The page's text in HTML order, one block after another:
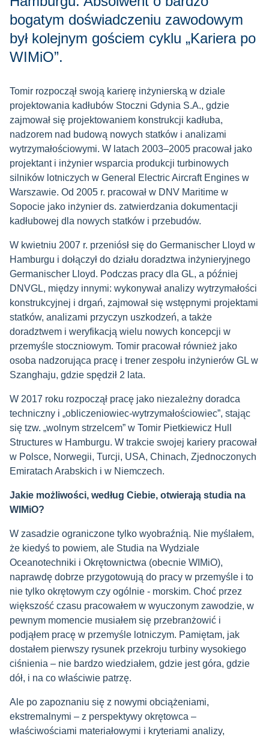
bogatym doświadczeniu zawodowym
był kolejnym gościem cyklu „Kariera po
WIMiO”.
Tomir rozpoczął swoją karierę inżynierską w dziale
projektowania kadłubów Stoczni Gdynia S.A., gdzie
zajmował się projektowaniem konstrukcji kadłuba,
nadzorem nad budową nowych statków i analizami
wytrzymałościowymi. W latach 2003–2005 pracował jako
projektant i inżynier wsparcia produkcji turbinowych
silników lotniczych w General Electric Aircraft Engines w
Warszawie. Od 2005 r. pracował w DNV Maritime w
Sopocie jako inżynier ds. zatwierdzania dokumentacji
kadłubowej dla nowych statków i przebudów.
W kwietniu 2007 r. przeniósł się do Germanischer Lloyd w
Hamburgu i dołączył do działu doradztwa inżynieryjnego
Germanischer Lloyd. Podczas pracy dla GL, a później
DNVGL, między innymi: wykonywał analizy wytrzymałości
konstrukcyjnej i drgań, zajmował się wstępnymi projektami
statków, analizami przyczyn uszkodzeń, a także
doradztwem i weryfikacją wielu nowych koncepcji w
przemyśle stoczniowym. Tomir pracował również jako
osoba nadzorująca pracę i trener zespołu inżynierów GL w
Szanghaju, gdzie spędził 2 lata.
W 2017 roku rozpoczął pracę jako niezależny doradca
techniczny i „obliczeniowiec-wytrzymałościowiec”, stając
się tzw. „wolnym strzelcem” w Tomir Pietkiewicz Hull
Structures w Hamburgu. W trakcie swojej kariery pracował
w Polsce, Norwegii, Turcji, USA, Chinach, Zjednoczonych
Emiratach Arabskich i w Niemczech.
Jakie możliwości, według Ciebie, otwierają studia na
WIMiO?
W zasadzie ograniczone tylko wyobraźnią. Nie myślałem,
że kiedyś to powiem, ale Studia na Wydziale
Oceanotechniki i Okrętownictwa (obecnie WIMiO),
naprawdę dobrze przygotowują do pracy w przemyśle i to
nie tylko okrętowym czy ogólnie - morskim. Choć przez
większość czasu pracowałem w wyuczonym zawodzie, w
pewnym momencie musiałem się przebranżowić i
podjąłem pracę w przemyśle lotniczym. Pamiętam, jak
dostałem pierwszy rysunek przekroju turbiny wysokiego
ciśnienia – nie bardzo wiedziałem, gdzie jest góra, gdzie
dół, i na co właściwie patrzę.
Ale po zapoznaniu się z nowymi obciążeniami,
ekstremalnymi – z perspektywy okrętowca –
właściwościami materiałowymi i kryteriami analizy,